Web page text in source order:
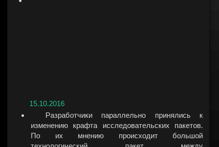
15.10.2016
Разработчики параллельно принялись к
изменению крафта исследовательских пакетов.
По их мнению происходит большой